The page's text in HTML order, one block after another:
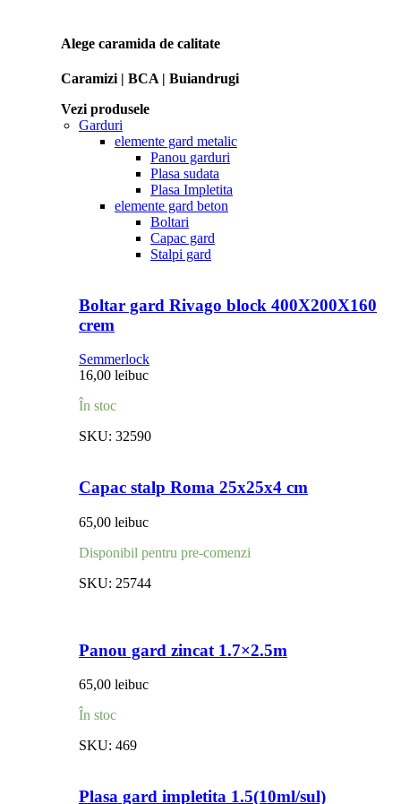
Alege caramida de calitate
Caramizi | BCA | Buiandrugi
Vezi produsele
Garduri
elemente gard metalic
Panou garduri
Plasa sudata
Plasa Impletita
elemente gard beton
Boltari
Capac gard
Stalpi gard
Boltar gard Rivago block 400X200X160
crem
Semmerlock
16,00 leibuc
În stoc
SKU: 32590
Capac stalp Roma 25x25x4 cm
65,00 leibuc
Disponibil pentru pre-comenzi
SKU: 25744
Panou gard zincat 1.7×2.5m
65,00 leibuc
În stoc
SKU: 469
Plasa gard impletita 1.5(10ml/sul)